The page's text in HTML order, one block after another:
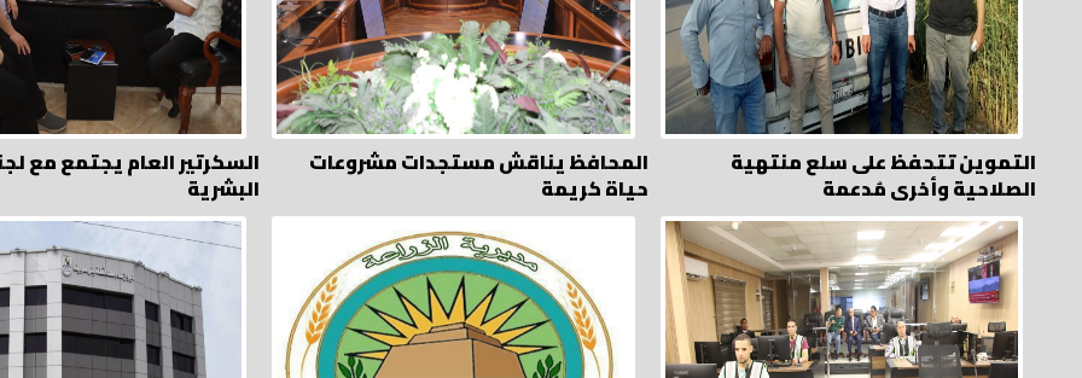
التموين تتحفظ على سلع منتهية
الصلاحية وأخرى مُدعمة
المحافظ يناقش مستجدات مشروعات
حياة كريمة
السكرتير العام يجتمع مع
البشرية